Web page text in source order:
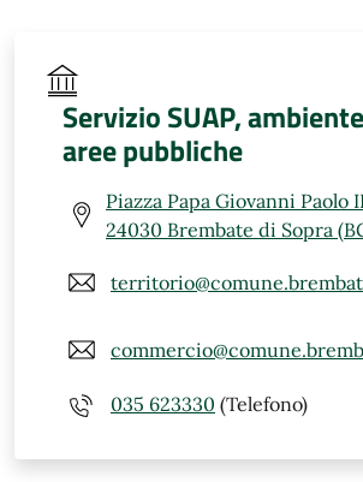
Servizio SUAP,
aree pubbliche
Piazza Papa Giovanni Paolo
24030 Brembate di Sopra
035 623330 (Telefono)